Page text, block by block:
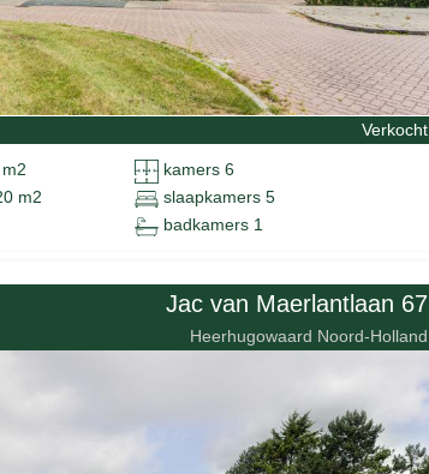
Verkocht
m2
kamers 6
slaapkamers 5
badkamers 1
Jac van Maerlantlaan 67
Heerhugowaard Noord-Holland